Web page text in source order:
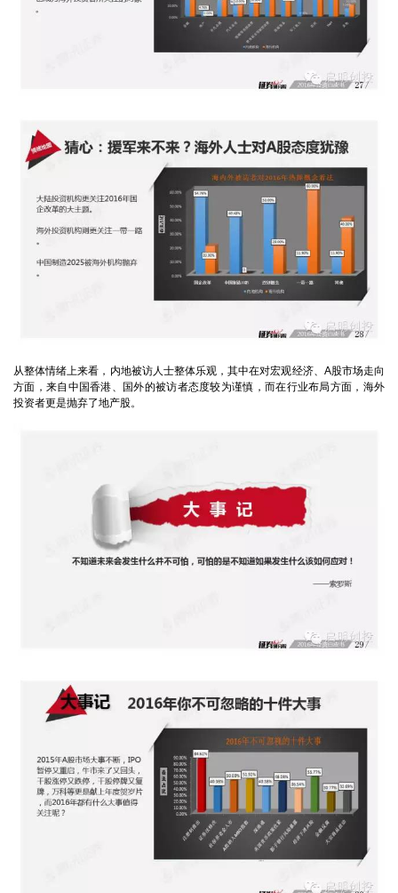
从整体情绪上来看，内地被访人士整体乐观，其中在对宏观经济、A股市场走向
方面，来自中国香港、国外的被访者态度较为谨慎，而在行业布局方面，海外
投资者更是抛弃了地产股。